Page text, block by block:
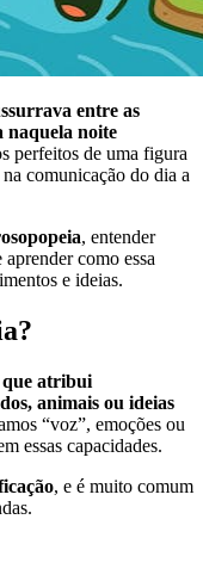
entre as
naquela noite
perfeitos de uma figura
comunicação do dia a
, entender
como essa
e ideias.
que atribui
animais ou ideias
“voz”, emoções ou
essas capacidades.
, e é muito comum